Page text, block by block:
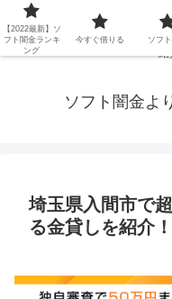
延滞ブラックや年金・生活保護
借りられないブラックの方でも
紹
ソフト闇金よ
埼玉県入間市で
る金貸しを紹介！
【2022最新】ソ
フト闇金ランキ
ング
今すぐ借りる ソフ